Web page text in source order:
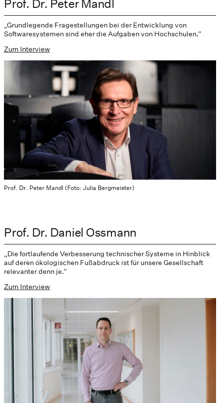
Prof. Dr. Peter Mandl
Prof. Dr. Peter Mandl (Foto: Julia Bergmeister)
„Grundlegende Fragestellungen bei der Entwicklung von
Softwaresystemen sind eher die Aufgaben von Hochschulen.“
Zum Interview
Prof. Dr. Daniel Ossmann
„Die fortlaufende Verbesserung technischer Systeme in Hinblick
auf deren ökologischen Fußabdruck ist für unsere Gesellschaft
relevanter denn je.“
Zum Interview